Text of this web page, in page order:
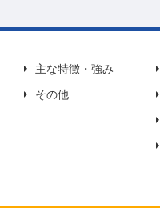
主な特徴・強み
その他